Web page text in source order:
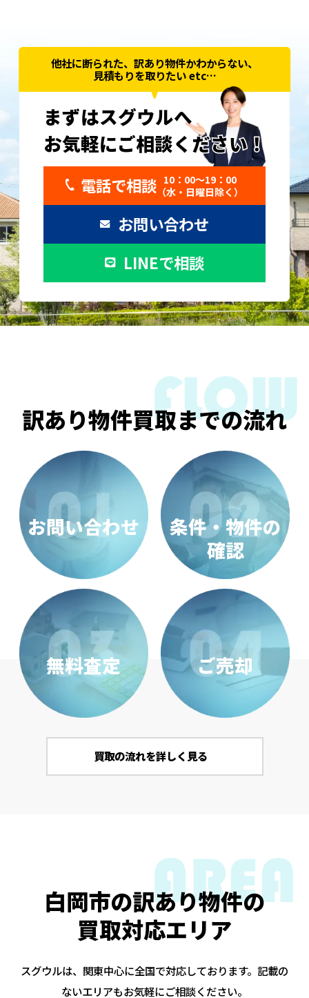
他社に断られた、訳あり物件かわからない、
見積もりを取りたい etc…
まずはスグウルへ
お気軽にご相談ください！
お気軽にご相談ください！
電話で相談 10：00〜19：00
（水・日曜日除く）
お問い合わせ
LINEで相談
訳あり物件買取までの流れ
お問い合わせ
条件・物件の
確認
無料査定 ご売却
買取の流れを詳しく見る
白岡市の訳あり物件の
買取対応エリア
スグウルは、関東中心に全国で対応しております。記載の
ないエリアもお気軽にご相談ください。